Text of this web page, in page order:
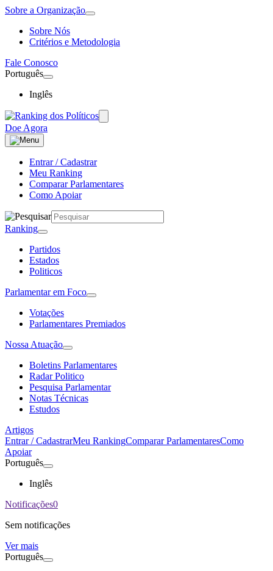
Sobre a Organização
Sobre Nós
Critérios e Metodologia
Fale Conosco
Português
Inglês
Doe Agora
Entrar / Cadastrar
Meu Ranking
Comparar Parlamentares
Como Apoiar
Ranking
Partidos
Estados
Politicos
Parlamentar em Foco
Votações
Parlamentares Premiados
Nossa Atuação
Boletins Parlamentares
Radar Politico
Pesquisa Parlamentar
Notas Técnicas
Estudos
Artigos
Entrar / CadastrarMeu RankingComparar ParlamentaresComo
Apoiar
Português
Inglês
Notificações0
Sem notificações
Ver mais
Português